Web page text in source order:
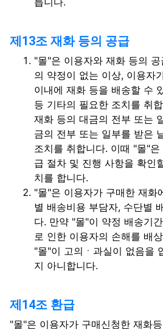
제13조 재화 등의 공급
"몰"은 이용자와 재화 등의
의 약정이 없는 이상, 이용자
이내에 재화 등을 배송할 수
등 기타의 필요한 조치를 취
재화 등의 대금의 전부 또는
금의 전부 또는 일부를 받은
조치를 취합니다. 이때 "몰"
급 절차 및 진행 사항을 확인
치를 합니다.
"몰"은 이용자가 구매한 재화
별 배송비용 부담자, 수단별
다. 만약 "몰"이 약정 배송기
로 인한 이용자의 손해를 배
"몰"이 고의ㆍ과실이 없음을
지 아니합니다.
제14조 환급
"몰"은 이용자가 구매신청한 재화